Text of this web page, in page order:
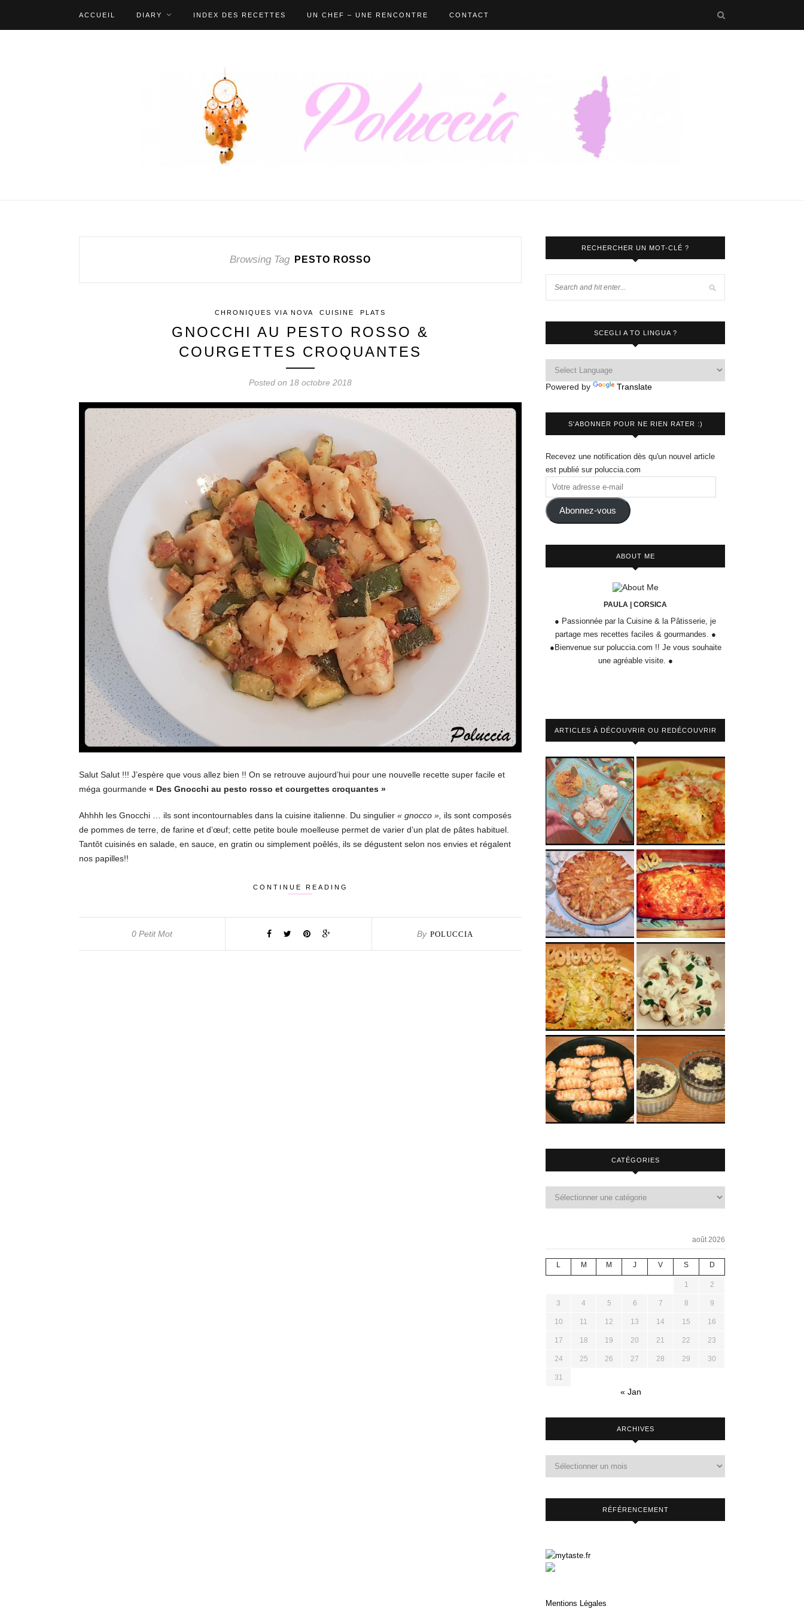
ACCUEIL DIARY INDEX DES RECETTES UN CHEF – UNE RENCONTRE CONTACT
Browsing Tag PESTO ROSSO
CHRONIQUES VIA NOVA CUISINE PLATS
GNOCCHI AU PESTO ROSSO &
COURGETTES CROQUANTES
Posted on 18 octobre 2018
Salut Salut !!! J’espère que vous allez bien !! On se retrouve aujourd’hui pour une nouvelle recette super facile et
méga gourmande « Des Gnocchi au pesto rosso et courgettes croquantes »
Ahhhh les Gnocchi … ils sont incontournables dans la cuisine italienne. Du singulier « gnocco », ils sont composés
de pommes de terre, de farine et d’œuf; cette petite boule moelleuse permet de varier d’un plat de pâtes habituel.
Tantôt cuisinés en salade, en sauce, en gratin ou simplement poêlés, ils se dégustent selon nos envies et régalent
nos papilles!!
CONTINUE READING
0 Petit Mot By POLUCCIA
RECHERCHER UN MOT-CLÉ ?
SCEGLI A TO LINGUA ?
Powered by Translate
S'ABONNER POUR NE RIEN RATER :)
Recevez une notification dès qu'un nouvel article
est publié sur poluccia.com
Abonnez-vous
ABOUT ME
PAULA | CORSICA
● Passionnée par la Cuisine & la Pâtisserie, je
partage mes recettes faciles & gourmandes. ●
●Bienvenue sur poluccia.com !! Je vous souhaite
une agréable visite. ●
ARTICLES À DÉCOUVRIR OU REDÉCOUVRIR
CATÉGORIES
août 2026
L M M J V S D
1 2
3 4 5 6 7 8 9
10 11 12 13 14 15 16
17 18 19 20 21 22 23
24 25 26 27 28 29 30
31
« Jan
ARCHIVES
RÉFÉRENCEMENT
Mentions Légales